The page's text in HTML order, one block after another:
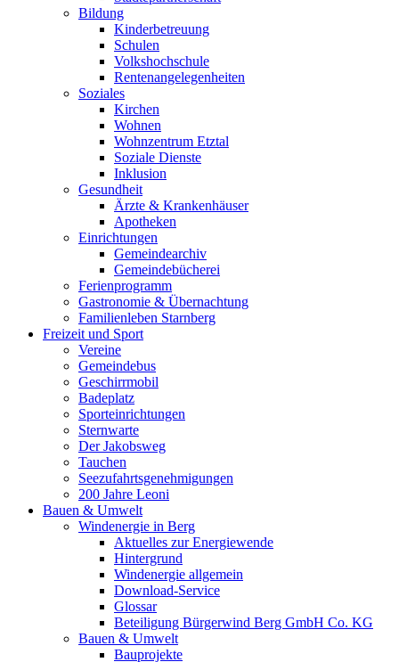
Bildung
Kinderbetreuung
Schulen
Volkshochschule
Rentenangelegenheiten
Soziales
Kirchen
Wohnen
Wohnzentrum Etztal
Soziale Dienste
Inklusion
Gesundheit
Ärzte & Krankenhäuser
Apotheken
Einrichtungen
Gemeindearchiv
Gemeindebücherei
Ferienprogramm
Gastronomie & Übernachtung
Familienleben Starnberg
Freizeit und Sport
Vereine
Gemeindebus
Geschirrmobil
Badeplatz
Sporteinrichtungen
Sternwarte
Der Jakobsweg
Tauchen
Seezufahrtsgenehmigungen
200 Jahre Leoni
Bauen & Umwelt
Windenergie in Berg
Aktuelles zur Energiewende
Hintergrund
Windenergie allgemein
Download-Service
Glossar
Beteiligung Bürgerwind Berg GmbH Co. KG
Bauen & Umwelt
Bauprojekte